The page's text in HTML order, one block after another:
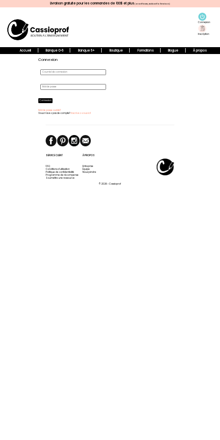
Livraison gratuite pour les commandes de 100$ et plus (avant taxes, excluant la livraison)
Connexion
Inscription
Accueil Banque 0-5 Banque 5+ Boutique Formations Blogue À propos
Connexion
Connexion
Mot de passe oublié?
Vous n'avez pas de compte? Inscrivez-vous ici!
SERVICE CLIENT
FAQ
Conditions d'utilisation
Politique de confidentialité
Programme de récompense
Soumettre une ressource
À PROPOS
Entreprise
Équipe
Nous joindre
© 2026 - Cassioprof